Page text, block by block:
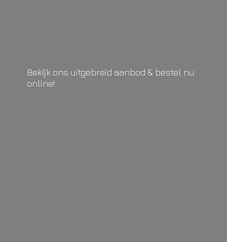
Bekijk ons uitgebreid aanbod & bestel nu
online!